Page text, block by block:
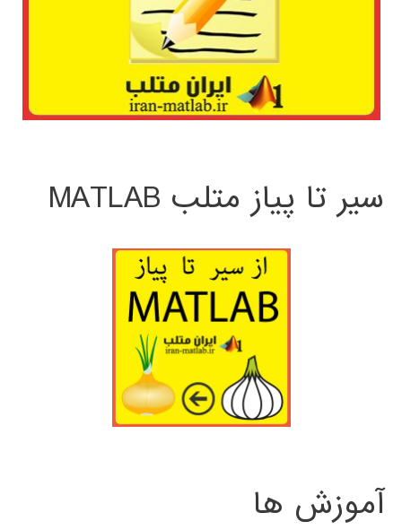
سیر تا پیاز متلب MATLAB
آموزش ها